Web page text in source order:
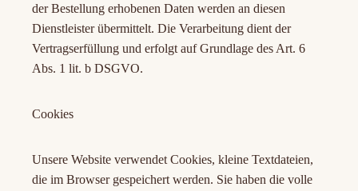
der Bestellung erhobenen Daten werden an diesen
Dienstleister übermittelt. Die Verarbeitung dient der
Vertragserfüllung und erfolgt auf Grundlage des Art. 6
Abs. 1 lit. b DSGVO.
Cookies
Unsere Website verwendet Cookies, kleine Textdateien,
die im Browser gespeichert werden. Sie haben die volle